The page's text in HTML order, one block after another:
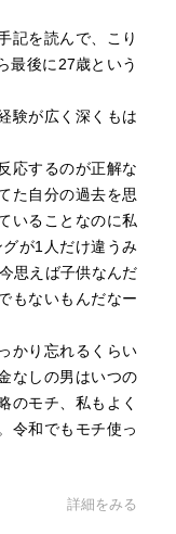
記を読んで、こり
最後に27歳という
験が広く深くもは
応するのが正解な
た自分の過去を思
いることなのに私
が1人だけ違うみ
思えば子供なんだ
もないもんだなー
かり忘れるくらい
なしの男はいつの
のモチ、私もよく
令和でもモチ使っ
詳細をみる